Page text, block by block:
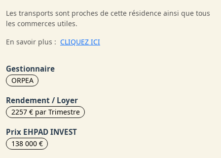
Les transports sont proches de cette résidence ainsi que tous
les commerces utiles.
En savoir plus : CLIQUEZ ICI
Gestionnaire
ORPEA
Rendement / Loyer
2257 € par Trimestre
Prix EHPAD INVEST
138 000 €